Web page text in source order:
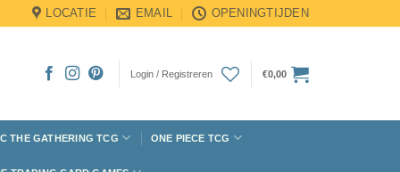
LOCATIE EMAIL OPENINGTIJDEN
Login / Registreren €0,00
THE GATHERING TCG ONE PIECE TCG